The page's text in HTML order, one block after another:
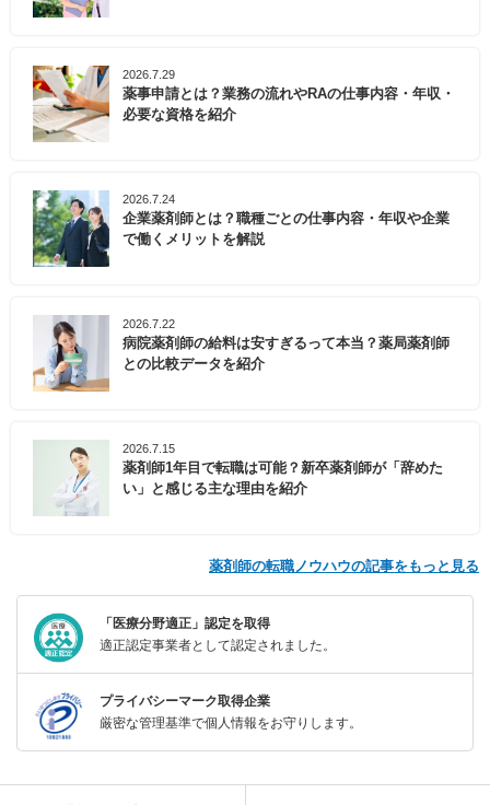
2026.7.29
薬事申請とは？業務の流れやRAの仕事内容・年収・
必要な資格を紹介
2026.7.24
企業薬剤師とは？職種ごとの仕事内容・年収や企業
で働くメリットを解説
2026.7.22
病院薬剤師の給料は安すぎるって本当？薬局薬剤師
との比較データを紹介
2026.7.15
薬剤師1年目で転職は可能？新卒薬剤師が「辞めた
い」と感じる主な理由を紹介
薬剤師の転職ノウハウの記事をもっと見る
「医療分野適正」認定を取得
適正認定事業者として認定されました。
プライバシーマーク取得企業
厳密な管理基準で個人情報をお守りします。